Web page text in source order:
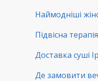
Наймодніші
Підвісна
Доставка суші
Де замовити